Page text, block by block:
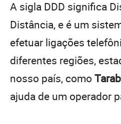
A sigla DDD significa
Distância, e é um
efetuar ligações
diferentes regiões,
nosso país, como
ajuda de um operador